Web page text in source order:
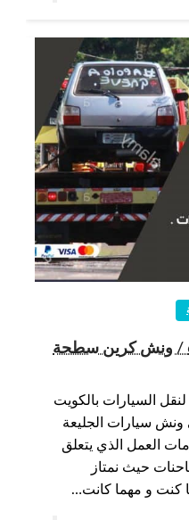
ونش الجليعة / 65557275 / ونش كرين سطحة
السيارات بالكويت
سيارات الجليعة
العمل الذي يتعلق
حيث نمتاز
كنت و مهما كانت…